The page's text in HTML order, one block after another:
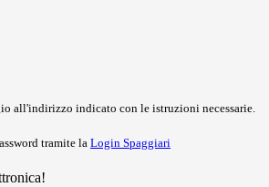
all'indirizzo indicato con le istruzioni necessarie.
tramite la Login Spaggiari